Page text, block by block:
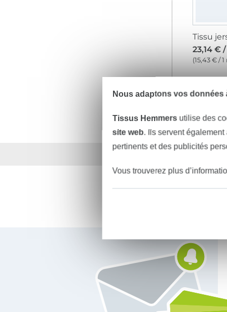
23,14 €
(15,43 € / 1
Plus de 1.8 millions
Nous adaptons vos données
Tissus Hemmers utilise des
site web. Ils servent
pertinents et des publicités
Vous trouverez plus